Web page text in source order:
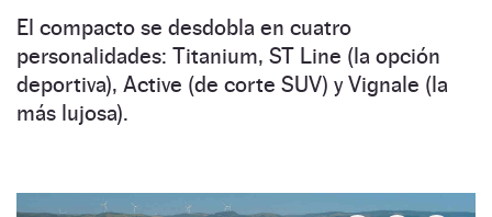
El compacto se desdobla en cuatro
personalidades: Titanium, ST Line (la opción
deportiva), Active (de corte SUV) y Vignale (la
más lujosa).